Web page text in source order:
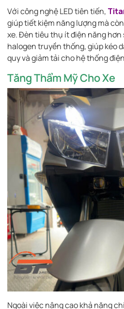
Với công nghệ LED tiên tiến,
giúp tiết kiệm năng lượng mà
xe. Đèn tiêu thụ ít điện năng hơn
halogen truyền thống, giúp kéo
quy và giảm tải cho hệ thống
Tăng Thẩm Mỹ Cho Xe
Ngoài việc nâng cao khả năng